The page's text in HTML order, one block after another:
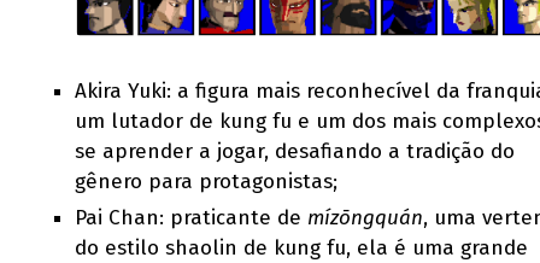
Akira Yuki: a figura mais reconhecível da
um lutador de kung fu e um dos mais
se aprender a jogar, desafiando a tradição do
gênero para protagonistas;
Pai Chan: praticante de mízōngquán, uma
do estilo shaolin de kung fu, ela é uma grande